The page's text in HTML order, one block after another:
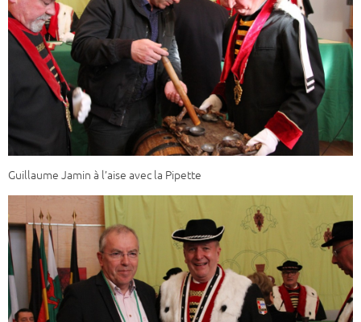
Guillaume Jamin à l’aise avec la Pipette